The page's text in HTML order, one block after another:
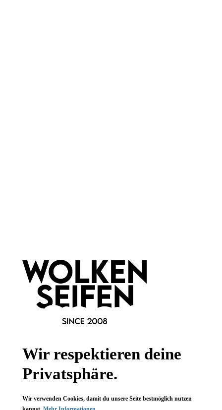
Informationen
Gesetzliche Informationen
FAQWir respektieren deine
Privatsphäre.
Wir verwenden Cookies, damit du unsere Seite bestmöglich nutzen